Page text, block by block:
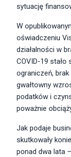
sytuację
W
oświadczeniu
działalności w
COVID-19 stało
ograniczeń,
gwałtowny
podatków i
poważnie
Jak podaje
skutkowały
ponad dwa lata